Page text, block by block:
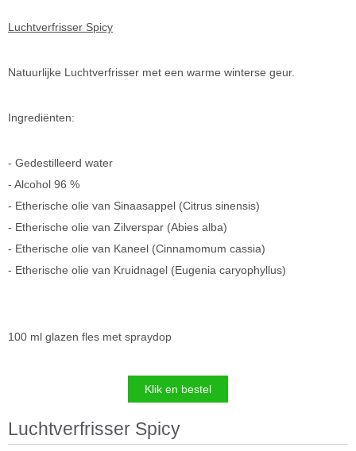
Luchtverfrisser Spicy
Natuurlijke Luchtverfrisser met een warme winterse geur.
Ingrediënten:
Gedestilleerd water
Alcohol 96 %
Etherische olie van Sinaasappel (Citrus sinensis)
Etherische olie van Zilverspar (Abies alba)
Etherische olie van Kaneel (Cinnamomum cassia)
Etherische olie van Kruidnagel (Eugenia caryophyllus)
100 ml glazen fles met spraydop
Luchtverfrisser Spicy